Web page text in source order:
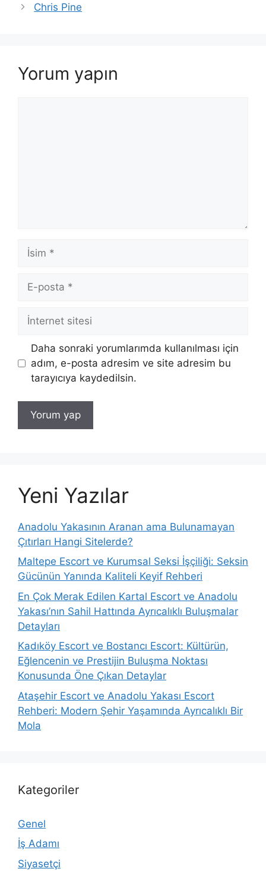
Chris Pine
Yorum yapın
İsim
posta
İnternet
Daha sonraki yorumlarımda kullanılması için
adım, e-posta adresim ve site adresim bu
tarayıcıya kaydedilsin.
Yeni Yazılar
Anadolu Yakasının Aranan ama Bulunamayan
Çıtırları Hangi Sitelerde?
Maltepe Escort ve Kurumsal Seksi İşçiliği: Seksin
Gücünün Yanında Kaliteli Keyif Rehberi
En Çok Merak Edilen Kartal Escort ve Anadolu
Yakası’nın Sahil Hattında Ayrıcalıklı Buluşmalar
Detayları
Kadıköy Escort ve Bostancı Escort: Kültürün,
Eğlencenin ve Prestijin Buluşma Noktası
Konusunda Öne Çıkan Detaylar
Ataşehir Escort ve Anadolu Yakası Escort
Rehberi: Modern Şehir Yaşamında Ayrıcalıklı Bir
Mola
Kategoriler
Genel
İş Adamı
Siyasetçi